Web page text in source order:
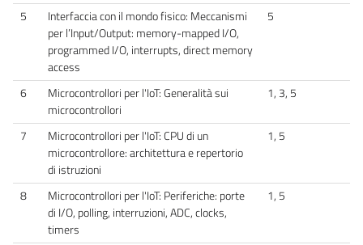
5
Interfaccia con il mondo fisico: Meccanismi
per l’Input/Output: memory-mapped I/O,
programmed I/O, interrupts, direct memory
access
5
6
Microcontrollori per l'IoT: Generalità sui
microcontrollori
1, 3, 5
7
Microcontrollori per l'IoT: CPU di un
microcontrollore: architettura e repertorio
di istruzioni
1, 5
8
Microcontrollori per l'IoT: Periferiche: porte
di I/O, polling, interruzioni, ADC, clocks,
timers
1, 5